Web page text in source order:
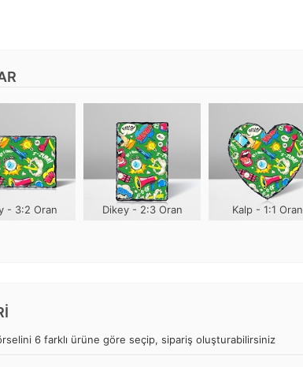
- 3:2 Oran Dikey - 2:3 Oran Kalp - 1:1 Oran
6 farklı ürüne göre seçip, sipariş oluşturabilirsiniz